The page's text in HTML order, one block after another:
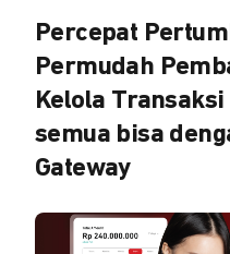
Percepat
Permudah
Kelola
semua bisa
Gateway